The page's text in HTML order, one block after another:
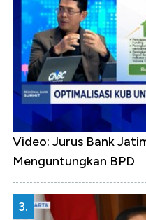
Video: Jurus Bank
Menguntungkan BPD
3.